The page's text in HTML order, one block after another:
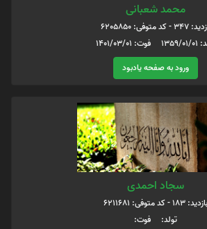
محمد شعبانی
- کد متوفی: 6205850
03/01
ورود به صفحه یادبود
سجاد احمدی
بازدید: 183 - کد متوفی: 6211681
تولد: فوت: